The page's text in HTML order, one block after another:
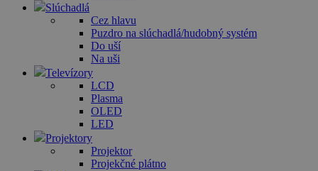
Slúchadlá
Cez hlavu
Puzdro na slúchadlá/hudobný systém
Do uší
Na uši
Televízory
LCD
Plasma
OLED
LED
Projektory
Projektor
Projekčné plátno